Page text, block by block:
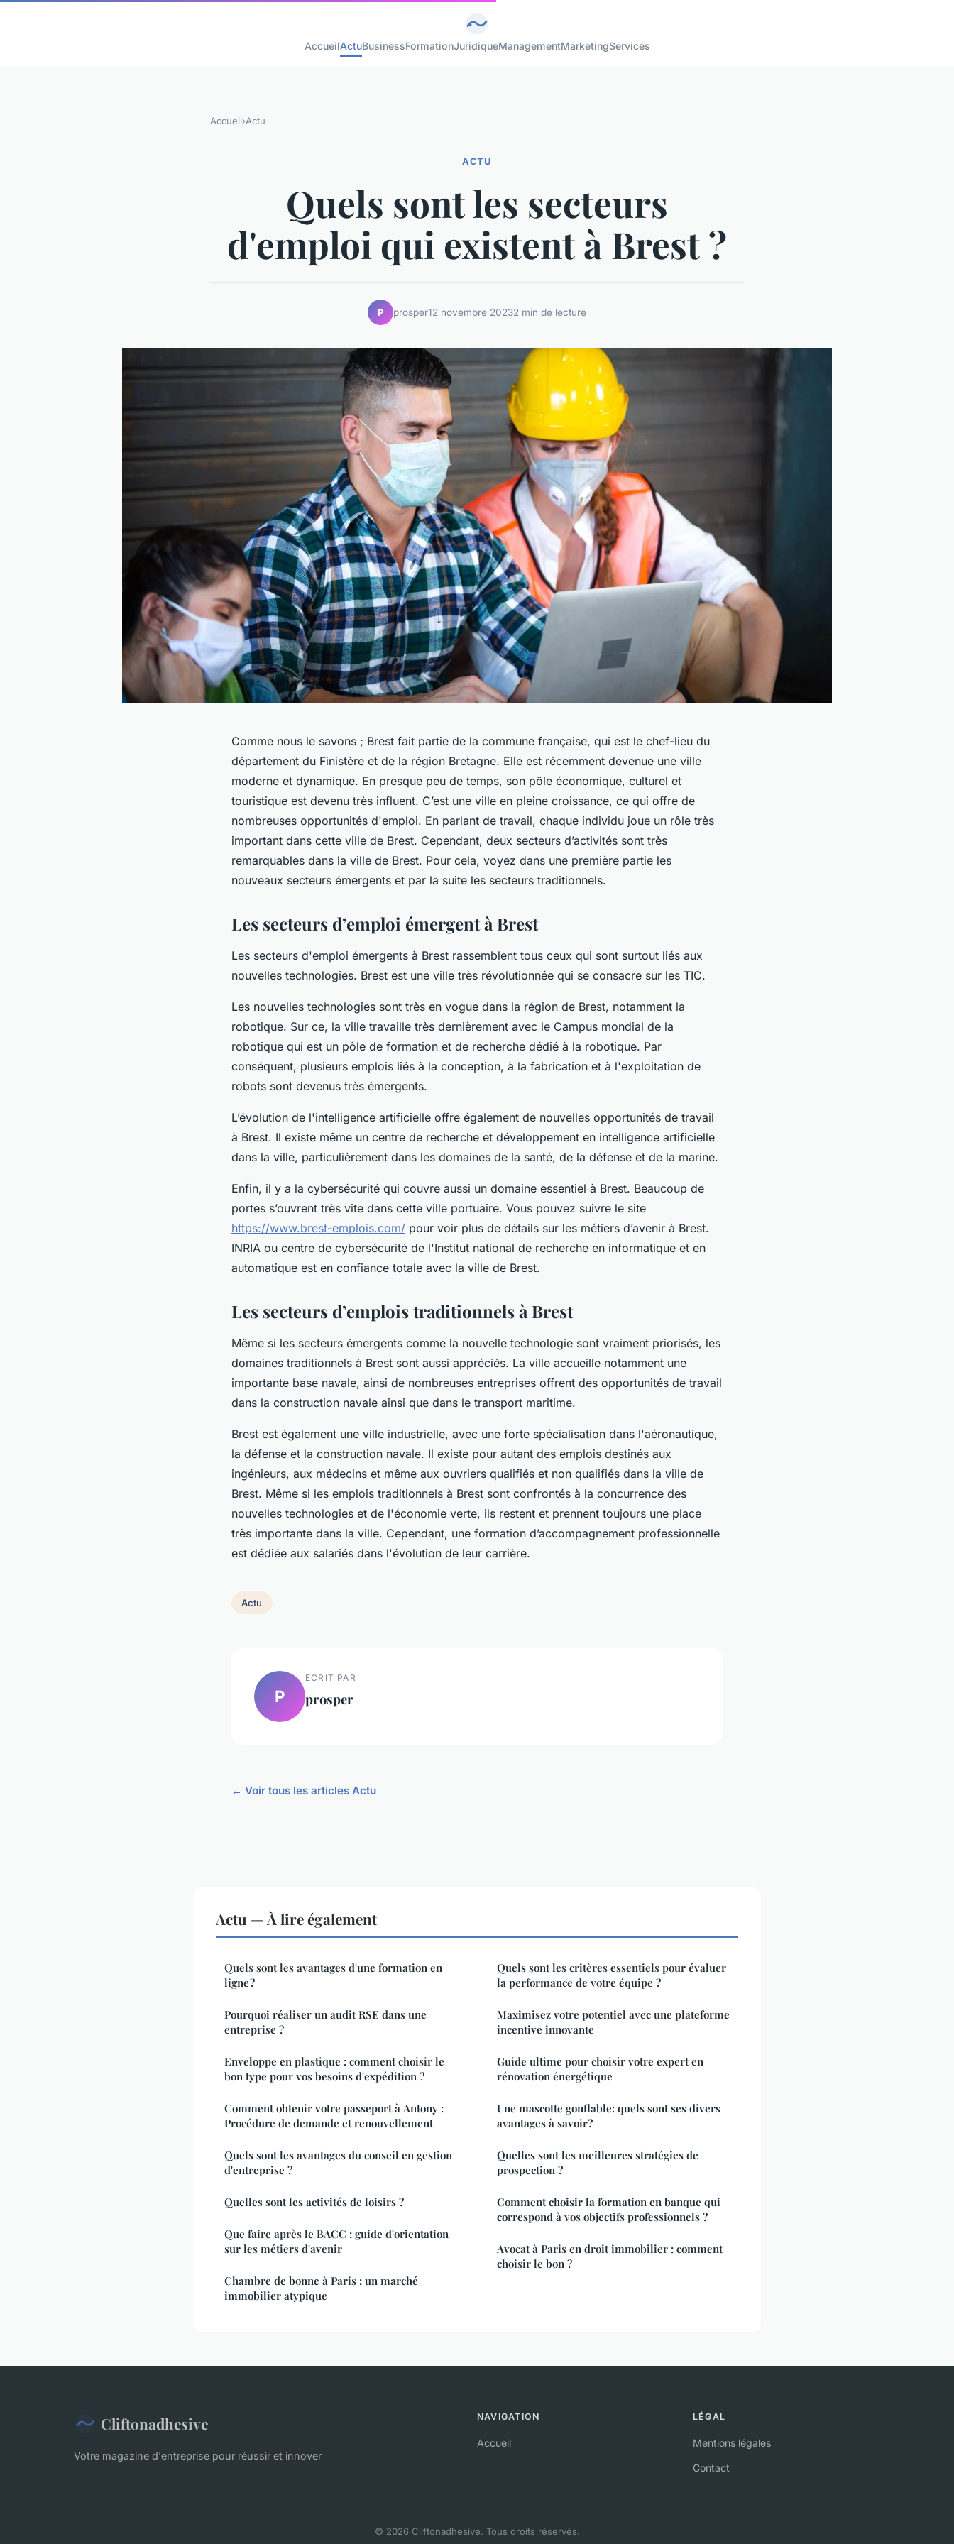
AccueilActuBusinessFormationJuridiqueManagementMarketingServices
Accueil›Actu
ACTU
Quels sont les secteurs
d'emploi qui existent à Brest ?
P prosper12 novembre 20232 min de lecture
Comme nous le savons ; Brest fait partie de la commune française, qui est le chef-lieu du
département du Finistère et de la région Bretagne. Elle est récemment devenue une ville
moderne et dynamique. En presque peu de temps, son pôle économique, culturel et
touristique est devenu très influent. C’est une ville en pleine croissance, ce qui offre de
nombreuses opportunités d'emploi. En parlant de travail, chaque individu joue un rôle très
important dans cette ville de Brest. Cependant, deux secteurs d’activités sont très
remarquables dans la ville de Brest. Pour cela, voyez dans une première partie les
nouveaux secteurs émergents et par la suite les secteurs traditionnels.
Les secteurs d’emploi émergent à Brest
Les secteurs d'emploi émergents à Brest rassemblent tous ceux qui sont surtout liés aux
nouvelles technologies. Brest est une ville très révolutionnée qui se consacre sur les TIC.
Les nouvelles technologies sont très en vogue dans la région de Brest, notamment la
robotique. Sur ce, la ville travaille très dernièrement avec le Campus mondial de la
robotique qui est un pôle de formation et de recherche dédié à la robotique. Par
conséquent, plusieurs emplois liés à la conception, à la fabrication et à l'exploitation de
robots sont devenus très émergents.
L’évolution de l'intelligence artificielle offre également de nouvelles opportunités de travail
à Brest. Il existe même un centre de recherche et développement en intelligence artificielle
dans la ville, particulièrement dans les domaines de la santé, de la défense et de la marine.
Enfin, il y a la cybersécurité qui couvre aussi un domaine essentiel à Brest. Beaucoup de
portes s’ouvrent très vite dans cette ville portuaire. Vous pouvez suivre le site
https://www.brest-emplois.com/ pour voir plus de détails sur les métiers d’avenir à Brest.
INRIA ou centre de cybersécurité de l'Institut national de recherche en informatique et en
automatique est en confiance totale avec la ville de Brest.
Les secteurs d’emplois traditionnels à Brest
Même si les secteurs émergents comme la nouvelle technologie sont vraiment priorisés, les
domaines traditionnels à Brest sont aussi appréciés. La ville accueille notamment une
importante base navale, ainsi de nombreuses entreprises offrent des opportunités de travail
dans la construction navale ainsi que dans le transport maritime.
Brest est également une ville industrielle, avec une forte spécialisation dans l'aéronautique,
la défense et la construction navale. Il existe pour autant des emplois destinés aux
ingénieurs, aux médecins et même aux ouvriers qualifiés et non qualifiés dans la ville de
Brest. Même si les emplois traditionnels à Brest sont confrontés à la concurrence des
nouvelles technologies et de l'économie verte, ils restent et prennent toujours une place
très importante dans la ville. Cependant, une formation d’accompagnement professionnelle
est dédiée aux salariés dans l'évolution de leur carrière.
Actu
P
ECRIT PAR
prosper
← Voir tous les articles Actu
Actu — À lire également
Quels sont les avantages d'une formation en
ligne ?
Pourquoi réaliser un audit RSE dans une
entreprise ?
Enveloppe en plastique : comment choisir le
bon type pour vos besoins d'expédition ?
Comment obtenir votre passeport à Antony :
Procédure de demande et renouvellement
Quels sont les avantages du conseil en gestion
d'entreprise ?
Quelles sont les activités de loisirs ?
Que faire après le BACC : guide d'orientation
sur les métiers d'avenir
Chambre de bonne à Paris : un marché
immobilier atypique
Quels sont les critères essentiels pour évaluer
la performance de votre équipe ?
Maximisez votre potentiel avec une plateforme
incentive innovante
Guide ultime pour choisir votre expert en
rénovation énergétique
Une mascotte gonflable: quels sont ses divers
avantages à savoir?
Quelles sont les meilleures stratégies de
prospection ?
Comment choisir la formation en banque qui
correspond à vos objectifs professionnels ?
Avocat à Paris en droit immobilier : comment
choisir le bon ?
Cliftonadhesive
Votre magazine d'entreprise pour réussir et innover
NAVIGATION
Accueil
LÉGAL
Mentions légales
Contact
© 2026 Cliftonadhesive. Tous droits réservés.